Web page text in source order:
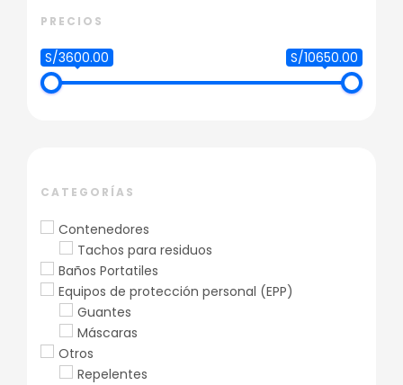
PRECIOS
S/3600.00 S/10650.00
CATEGORÍAS
Contenedores
Tachos para residuos
Baños Portatiles
Equipos de protección personal (EPP)
Guantes
Máscaras
Otros
Repelentes